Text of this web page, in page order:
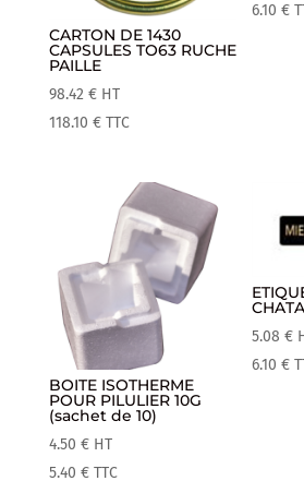
CARTON DE 1430
CAPSULES TO63 RUCHE
PAILLE
98.42 € HT
118.10 € TTC
6.10€
BOITE ISOTHERME
POUR PILULIER 10G
(sachet de 10)
4.50 € HT
5.40 € TTC
5.08€
6.10€